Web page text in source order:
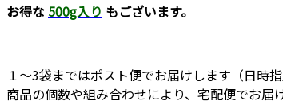
お得な 500g入り もございます。
１～3袋まではポスト便でお届けします（日時指
商品の個数や組み合わせにより、宅配便でお届